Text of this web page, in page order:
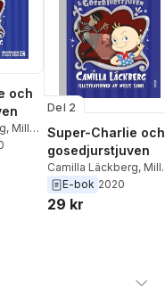
och
, Millis
Totalt antal röster:
Del 2
Super-Charlie och
gosedjurstjuven
Camilla Läckberg,
SarriE-bok 2020
29 kr